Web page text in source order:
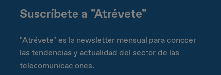
Suscríbete a "Atrévete"
"Atrévete" es la newsletter mensual para conocer
las tendencias y actualidad del sector de las
telecomunicaciones.